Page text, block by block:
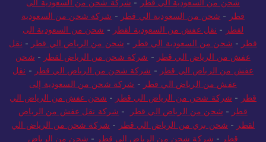
شحن من السعودية الي قطر
-شركة شحن من السعودية الى
قطر-شحن من السعودية الي قطر- شركة شحن من السعودية
لقطر-نقل عفش من السعودية لقطر-
شحن من السعودية الى
قطر- شحن من السعودية الي قطر- شحن من الرياض الي قطر-نقل
عفش من الرياض الي قطر-شركة شحن من الرياض لقطر- شحن
عفش من الرياض الي قطر
-شركة شحن من الرياض الي قطر-
عفش من الرياض الي قطر-
شركة شحن من السعودية إلى
قطر- شركة شحن من الرياض الي قطر-شحن عفش من الرياض الي
قطر-شحن من الرياض الي قطر- شركة نقل عفش من الرياض
لقطر-شحن بري من الرياض الي قطر -شركة شحن من الرياض الي